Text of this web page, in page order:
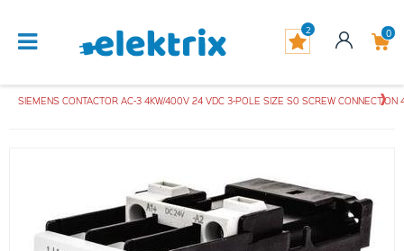
0
2
SIEMENS CONTACTOR AC-3 4KW/400V 24 VDC 3-POLE SIZE S0 SCREW CONNECTION